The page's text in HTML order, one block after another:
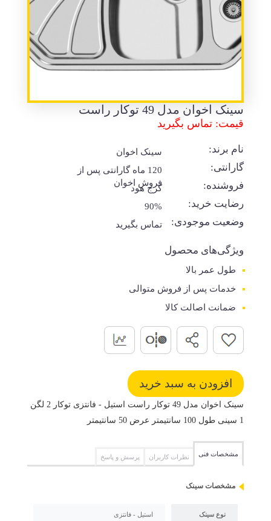
سینک اخوان مدل 49 توکار راست
قیمت: تماس بگیرید
نام برند: سینک اخوان
گارانتی:
120 ماه گارانتی پس از
فروش اخوان
فروشنده: کرج هود
رضایت خرید: 90%
وضعیت موجودی: تماس بگیرید
ویژگی‌های محصول
طول عمر بالا
خدمات پس از فروش متوالی
ضمانت اصالت کالا
سینک اخوان مدل 49 توکار راست استیل - فانتزی توکار 2 لگن
1 سینی طول 100 سانتیمتر عرض 50 سانتیمتر
مشخصات فنی نظرات کاربران پرسش و پاسخ
مشخصات سینک
نوع سینک استیل - فانتزی